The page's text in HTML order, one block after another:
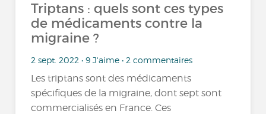
Triptans : quels sont ces types
de médicaments contre la
migraine ?
2 sept. 2022 • 9 J'aime • 2 commentaires
Les triptans sont des médicaments
spécifiques de la migraine, dont sept sont
commercialisés en France. Ces